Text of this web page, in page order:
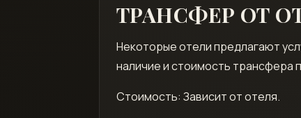
ТРАНСФЕР ОТ
Некоторые отели предлагают
наличие и стоимость трансфера
Стоимость: Зависит от отеля.